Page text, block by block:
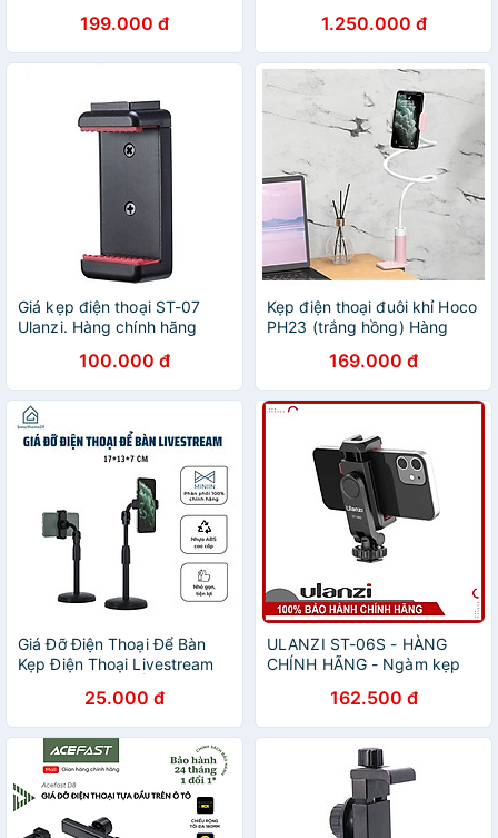
thoại di động 4-10,5 inch Có
Chân Kẹp Đầu Giường, Tự
Do Điều Chỉnh Góc Độ Chiều
199.000 đ
thoại hiệu Zaki - Hàng Chính
Hãng
1.250.000 đ
Giá kẹp điện thoại ST-07
Ulanzi. Hàng chính hãng
100.000 đ
Kẹp điện thoại đuôi khỉ Hoco
PH23 (trắng hồng) Hàng
169.000 đ
Giá Đỡ Điện Thoại Để Bàn
Kẹp Điện Thoại Livestream
Xoay 360 Độ Dùng Để Xem
Phim, Ghi Hình Đa Năng-
Chính Hãng MINIIN
25.000 đ
ULANZI ST-06S - HÀNG
CHÍNH HÃNG - Ngàm kẹp
162.500 đ